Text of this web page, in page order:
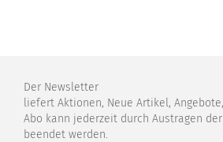
Der Newsletter
liefert Aktionen, Neue Artikel,
Abo kann jederzeit durch Austragen
beendet werden.